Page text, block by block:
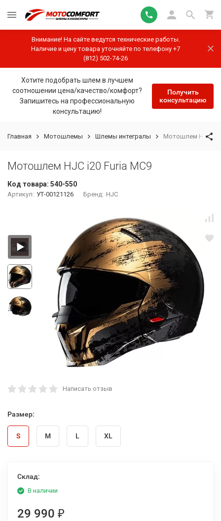
Внимание! На сайте ведутся технические работы.
Наличие и цену товара уточняйте по телефону +7
(812) 502-74-26
Хотите подобрать шлем в лучшем
соотношении цена/качество/комфорт?
Запишитесь на профессиональную
консультацию!
Получить
консультацию
Главная Мотошлемы Шлемы интегралы Мотошлем HJC i20
Мотошлем HJC i20 Furia MC9
Код товара: 540-550
Артикул: УТ-00121126 Бренд: HJC
Написать отзыв
Размер:
S M L XL
Склад:
В наличии
29 990 ₽